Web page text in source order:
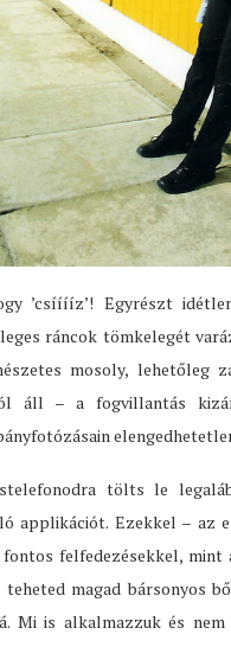
’csííííz’! Egyrészt
ráncok tömkelegét
mosoly, lehetőleg
áll – a fogvillantás
tölts le
applikációt. Ezekkel – az
felfedezésekkel, mint
teheted magad bársonyos
Mi is alkalmazzuk és